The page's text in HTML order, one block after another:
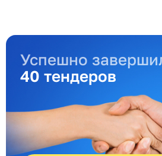
Успешно
40 тендеров